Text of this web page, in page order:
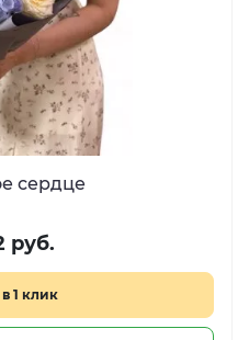
сердце
руб.
1 клик